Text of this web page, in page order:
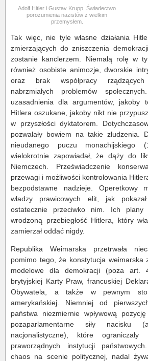
Adolf Hitler i Gustav Krupp. Świadectwo
porozumienia nazistów z wielkim
przemysłem.
Tak więc, nie tyle własne działania
zmierzających do zniszczenia
zostanie kanclerzem. Niemałą rolę w
również osobiste animozje, dworskie
oraz brak współpracy
nabrzmiałych problemów
uzasadnienia dla argumentów, jakoby
Hitlera oszukane, jakoby nikt nie
w przyszłości dyktatorem.
pozwalały bowiem na takie złudzenia.
nieudanego puczu
wielokrotnie zapowiadał, że dąży do
Niemczech. Przeświadczenie
przewagi i możliwości kontrolowania
bezpodstawne nadzieje. Operetkowy
władzy prawicowych elit, jak
ostatecznie przeciwko nim. Ich plany
wrodzoną przebiegłość Hitlera, który
zamierzał oddać nigdy.
Republika Weimarska przetrwała
pomimo tego, że konstytucja weimarska
modelowe dla demokracji (poza art.
brytyjskiej Karty Praw, francuskiej
Obywatela, a także w pewnym
amerykańskiej. Niemniej od
państwa niezmiernie wpływową
pozaparlamentarne siły nacisku
nacjonalistyczne), które
praworządnych instytucji
chaos na scenie politycznej, nadal